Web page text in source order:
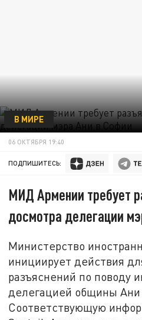
В МИРЕ
06 ОКТЯБРЯ 19:40
ПОДПИШИТЕСЬ:
МИД Армении требует
досмотра делегации
Министерство
инициирует действия
разъяснений по поводу
делегацией общины Ани
Соответствующую